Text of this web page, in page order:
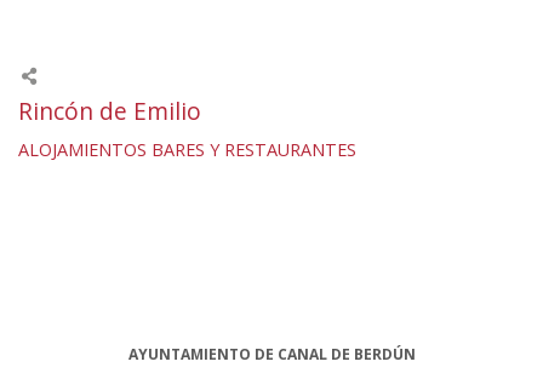
Rincón de Emilio
ALOJAMIENTOS BARES Y RESTAURANTES
AYUNTAMIENTO DE CANAL DE BERDÚN